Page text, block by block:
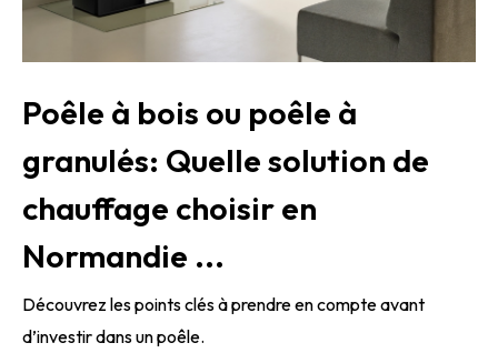
Poêle à bois ou poêle à
granulés: Quelle solution de
chauffage choisir en
Normandie ...
Découvrez les points clés à prendre en compte avant
d’investir dans un poêle.